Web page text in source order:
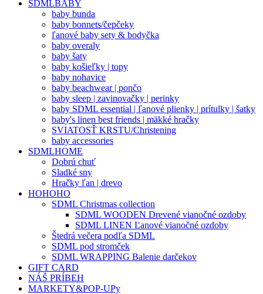
SDMLBABY
baby bunda
baby bonnets/čepčeky
ľanové baby sety & bodyčka
baby overaly
baby šaty
baby košieľky | topy
baby nohavice
baby beachwear | pončo
baby sleep | zavinovačky | perinky
baby SDML essential | ľanové plienky | prítulky | šatky
baby's linen best friends | mäkké hračky
SVIATOSŤ KRSTU/Christening
baby accessories
SDMLHOME
Dobrú chuť
Sladké sny
Hračky ľan | drevo
HOHOHO
SDML Christmas collection
SDML WOODEN Drevené vianočné ozdoby
SDML LINEN Ľanové vianočné ozdoby
Štedrá večera podľa SDML
SDML pod stromček
SDML WRAPPING Balenie darčekov
GIFT CARD
NÁŠ PRÍBEH
MARKETY&POP-UPy